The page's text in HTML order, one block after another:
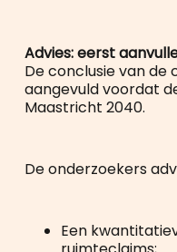
Advies: eerst
De conclusie van
aangevuld voordat
Maastricht 2040.
De onderzoekers
Een